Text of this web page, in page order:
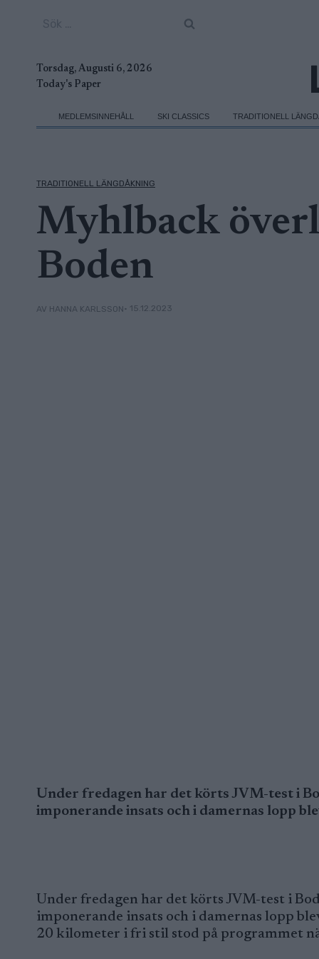
Torsdag, Augusti 6, 2026
Today's Paper
MEDLEMSINNEHÅLL SKI CLASSICS TRADITIONELL
TRADITIONELL LÄNGDÅKNING
Myhlback
Boden
AV HANNA KARLSSON• 15.12.2023
Under fredagen har det körts JVM-test i
imponerande insats och i damernas lopp
Under fredagen har det körts JVM-test i
imponerande insats och i damernas lopp
20 kilometer i fri stil stod på programmet